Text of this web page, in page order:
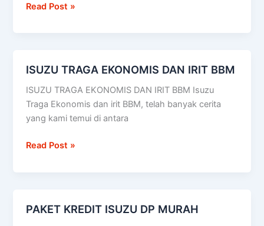
Read Post »
ISUZU TRAGA EKONOMIS DAN IRIT BBM
ISUZU TRAGA EKONOMIS DAN IRIT BBM Isuzu
Traga Ekonomis dan irit BBM, telah banyak cerita
yang kami temui di antara
ISUZU
DAN
IRIT
BBM
Read Post »
PAKET KREDIT ISUZU DP MURAH
PAKET